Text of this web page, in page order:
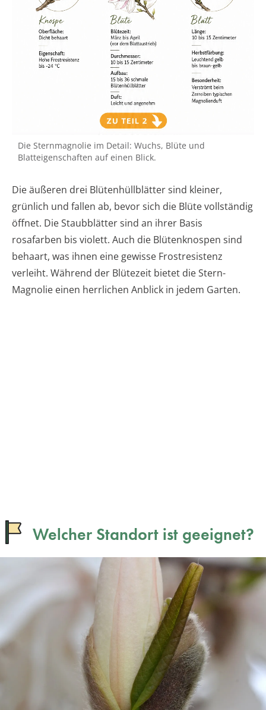
Die Sternmagnolie im Detail: Wuchs, Blüte und
Blatteigenschaften auf einen Blick.
Die äußeren drei Blütenhüllblätter sind kleiner,
grünlich und fallen ab, bevor sich die Blüte vollständig
öffnet. Die Staubblätter sind an ihrer Basis
rosafarben bis violett. Auch die Blütenknospen sind
behaart, was ihnen eine gewisse Frostresistenz
verleiht. Während der Blütezeit bietet die Stern-
Magnolie einen herrlichen Anblick in jedem Garten.
Welcher Standort ist geeignet?